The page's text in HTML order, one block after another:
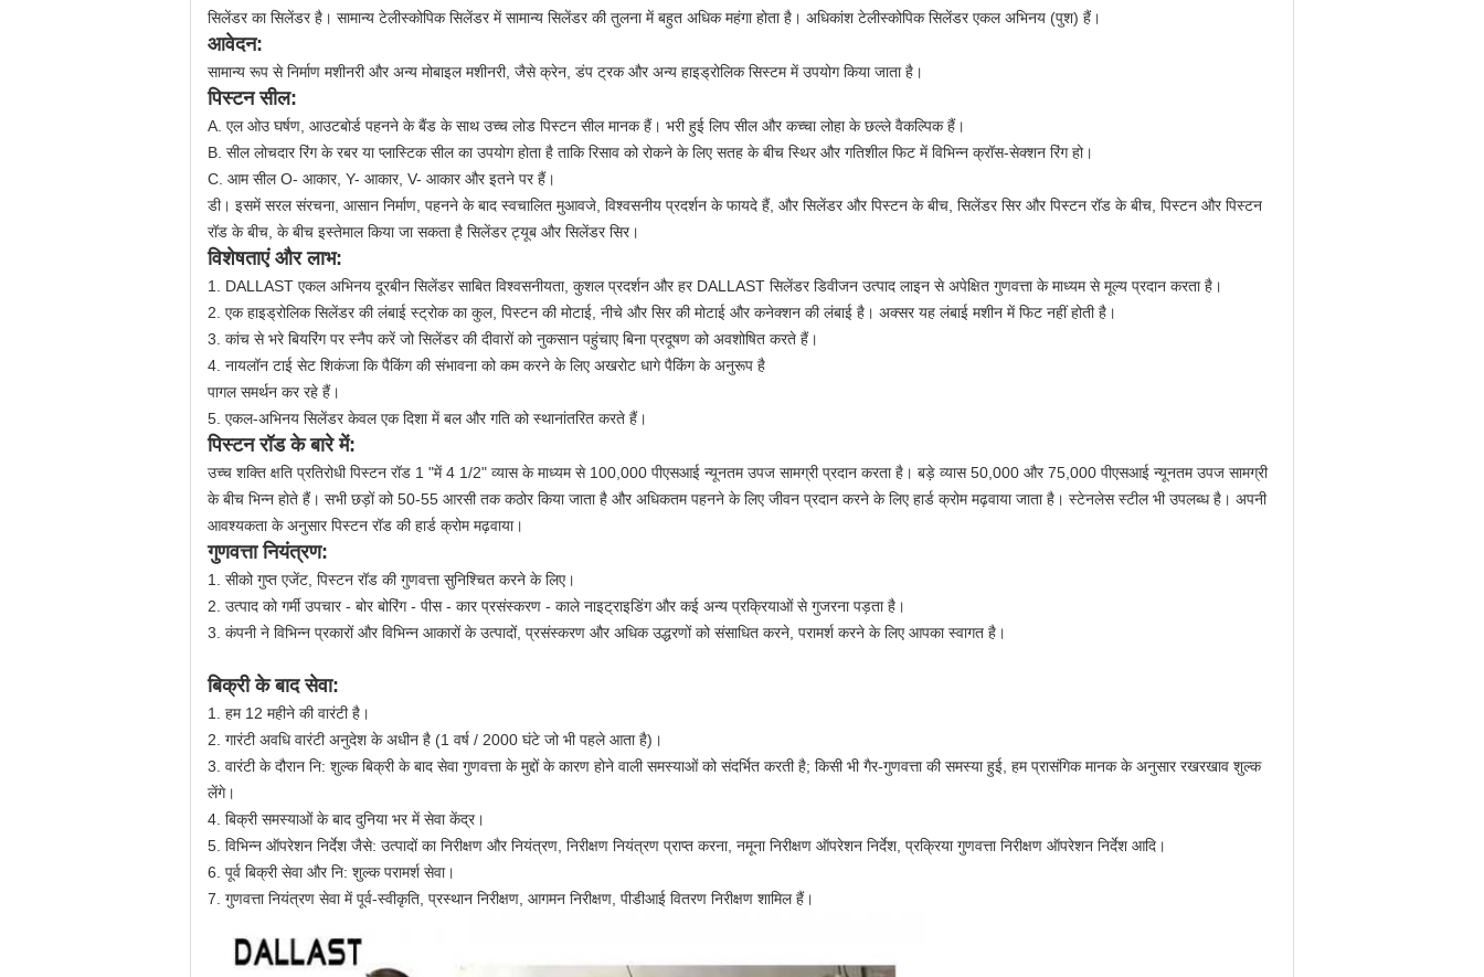
सिलेंडर का सिलेंडर है। सामान्य टेलीस्कोपिक सिलेंडर में सामान्य सिलेंडर की तुलना में बहुत अधिक महंगा होता है। अधिकांश टेलीस्कोपिक सिलेंडर एकल अभिनय (पुश) हैं।
आवेदन:
सामान्य रूप से निर्माण मशीनरी और अन्य मोबाइल मशीनरी, जैसे क्रेन, डंप ट्रक और अन्य हाइड्रोलिक सिस्टम में उपयोग किया जाता है।
पिस्टन सील:
A. एल ओउ घर्षण, आउटबोर्ड पहनने के बैंड के साथ उच्च लोड पिस्टन सील मानक हैं। भरी हुई लिप सील और कच्चा लोहा के छल्ले वैकल्पिक हैं।
B. सील लोचदार रिंग के रबर या प्लास्टिक सील का उपयोग होता है ताकि रिसाव को रोकने के लिए सतह के बीच स्थिर और गतिशील फिट में विभिन्न क्रॉस-सेक्शन रिंग हो।
C. आम सील O- आकार, Y- आकार, V- आकार और इतने पर हैं।
डी। इसमें सरल संरचना, आसान निर्माण, पहनने के बाद स्वचालित मुआवजे, विश्वसनीय प्रदर्शन के फायदे हैं, और सिलेंडर और पिस्टन के बीच, सिलेंडर सिर और पिस्टन रॉड के बीच, पिस्टन और पिस्टन
रॉड के बीच, के बीच इस्तेमाल किया जा सकता है सिलेंडर ट्यूब और सिलेंडर सिर।
विशेषताएं और लाभ:
1. DALLAST एकल अभिनय दूरबीन सिलेंडर साबित विश्वसनीयता, कुशल प्रदर्शन और हर DALLAST सिलेंडर डिवीजन उत्पाद लाइन से अपेक्षित गुणवत्ता के माध्यम से मूल्य प्रदान करता है।
2. एक हाइड्रोलिक सिलेंडर की लंबाई स्ट्रोक का कुल, पिस्टन की मोटाई, नीचे और सिर की मोटाई और कनेक्शन की लंबाई है। अक्सर यह लंबाई मशीन में फिट नहीं होती है।
3. कांच से भरे बियरिंग पर स्नैप करें जो सिलेंडर की दीवारों को नुकसान पहुंचाए बिना प्रदूषण को अवशोषित करते हैं।
4. नायलॉन टाई सेट शिकंजा कि पैकिंग की संभावना को कम करने के लिए अखरोट धागे पैकिंग के अनुरूप है
पागल समर्थन कर रहे हैं।
5. एकल-अभिनय सिलेंडर केवल एक दिशा में बल और गति को स्थानांतरित करते हैं।
पिस्टन रॉड के बारे में:
उच्च शक्ति क्षति प्रतिरोधी पिस्टन रॉड 1 "में 4 1/2" व्यास के माध्यम से 100,000 पीएसआई न्यूनतम उपज सामग्री प्रदान करता है। बड़े व्यास 50,000 और 75,000 पीएसआई न्यूनतम उपज सामग्री
के बीच भिन्न होते हैं। सभी छड़ों को 50-55 आरसी तक कठोर किया जाता है और अधिकतम पहनने के लिए जीवन प्रदान करने के लिए हार्ड क्रोम मढ़वाया जाता है। स्टेनलेस स्टील भी उपलब्ध है। अपनी
आवश्यकता के अनुसार पिस्टन रॉड की हार्ड क्रोम मढ़वाया।
गुणवत्ता नियंत्रण:
1. सीको गुप्त एजेंट, पिस्टन रॉड की गुणवत्ता सुनिश्चित करने के लिए।
2. उत्पाद को गर्मी उपचार - बोर बोरिंग - पीस - कार प्रसंस्करण - काले नाइट्राइडिंग और कई अन्य प्रक्रियाओं से गुजरना पड़ता है।
3. कंपनी ने विभिन्न प्रकारों और विभिन्न आकारों के उत्पादों, प्रसंस्करण और अधिक उद्धरणों को संसाधित करने, परामर्श करने के लिए आपका स्वागत है।
बिक्री के बाद सेवा:
1. हम 12 महीने की वारंटी है।
2. गारंटी अवधि वारंटी अनुदेश के अधीन है (1 वर्ष / 2000 घंटे जो भी पहले आता है)।
3. वारंटी के दौरान नि: शुल्क बिक्री के बाद सेवा गुणवत्ता के मुद्दों के कारण होने वाली समस्याओं को संदर्भित करती है; किसी भी गैर-गुणवत्ता की समस्या हुई, हम प्रासंगिक मानक के अनुसार रखरखाव शुल्क
लेंगे।
4. बिक्री समस्याओं के बाद दुनिया भर में सेवा केंद्र।
5. विभिन्न ऑपरेशन निर्देश जैसे: उत्पादों का निरीक्षण और नियंत्रण, निरीक्षण नियंत्रण प्राप्त करना, नमूना निरीक्षण ऑपरेशन निर्देश, प्रक्रिया गुणवत्ता निरीक्षण ऑपरेशन निर्देश आदि।
6. पूर्व बिक्री सेवा और नि: शुल्क परामर्श सेवा।
7. गुणवत्ता नियंत्रण सेवा में पूर्व-स्वीकृति, प्रस्थान निरीक्षण, आगमन निरीक्षण, पीडीआई वितरण निरीक्षण शामिल हैं।